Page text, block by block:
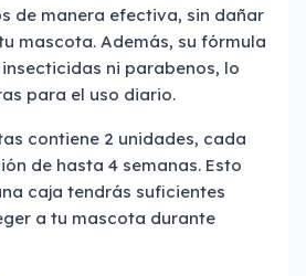
de manera efectiva, sin dañar
mascota. Además, su fórmula
ni parabenos, lo
para el uso diario.
contiene 2 unidades, cada
de hasta 4 semanas. Esto
caja tendrás suficientes
a tu mascota durante